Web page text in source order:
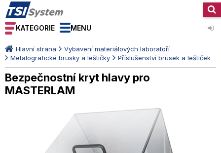
KATEGORIE MENU
Hlavní strana
Vybavení materiálových laboratoří
Metalografické brusky a leštičky
Příslušenství brusek a leštiček
Bezpečnostní kryt hlavy pro
MASTERLAM